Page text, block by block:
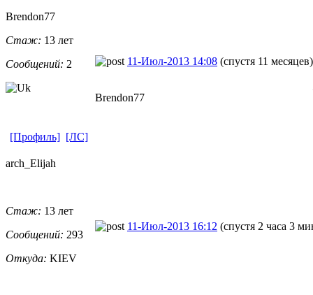
Brendon77
Стаж: 13 лет
Сообщений: 2 11-Июл-2013 14:08 (спустя 11 месяцев)
Brendon77
[Профиль] [ЛС]
arch_Elijah
Стаж: 13 лет
Сообщений: 293
Откуда: KIEV
11-Июл-2013 16:12 (спустя 2 часа 3